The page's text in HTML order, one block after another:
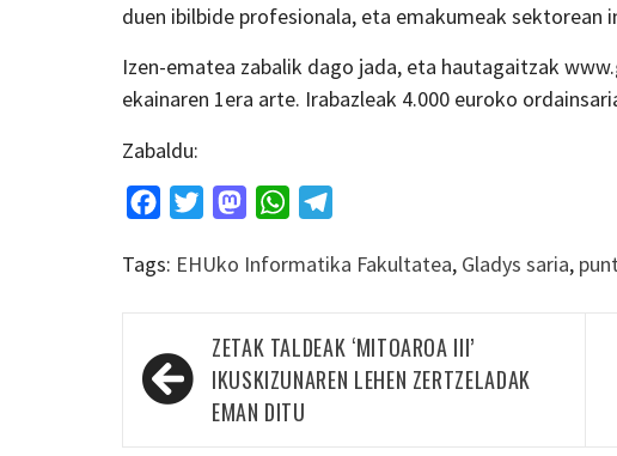
duen ibilbide profesionala, eta emakumeak sektorean
Izen-ematea zabalik dago jada, eta hautagaitzak
ekainaren 1era arte. Irabazleak 4.000 euroko
Zabaldu:
FacebookTwitterMastodonWhatsApp
Tags: EHUko Informatika Fakultatea, Gladys saria,
Bidalketetan
zehar
nabigatu
ZETAK TALDEAK ‘MITOAROA III’
IKUSKIZUNAREN LEHEN ZERTZELADAK
EMAN DITU